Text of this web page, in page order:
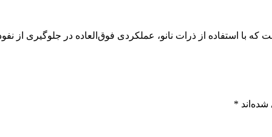
با استفاده از ذرات نانو، عملکردی فوق‌العاده در جلوگیری از
*